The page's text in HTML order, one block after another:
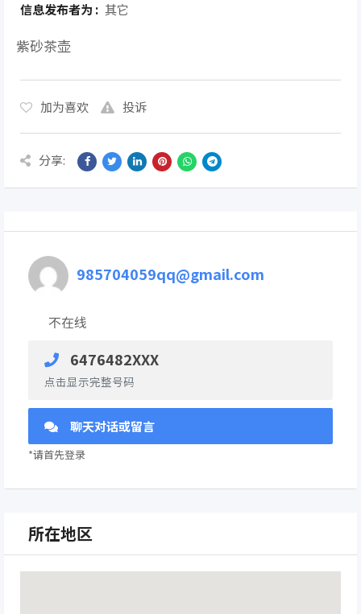
信息发布者为 : 其它
紫砂茶壶
加为喜欢 投诉
分享:
985704059qq@gmail.com
不在线
6476482XXX
点击显示完整号码
聊天对话或留言
*请首先登录
所在地区